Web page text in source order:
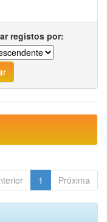
registos por:
1 Próxima